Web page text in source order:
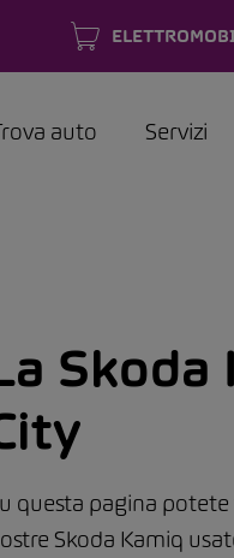
auto Servizi
Skoda
questa pagina
Skoda Kamiq